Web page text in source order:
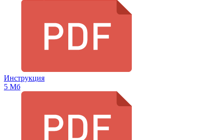
Инструкция
5 Мб